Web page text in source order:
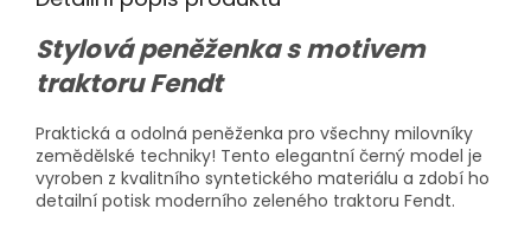
Stylová peněženka s motivem
traktoru Fendt
Praktická a odolná peněženka pro všechny milovníky
zemědělské techniky! Tento elegantní černý model je
vyroben z kvalitního syntetického materiálu a zdobí ho
detailní potisk moderního zeleného traktoru Fendt.